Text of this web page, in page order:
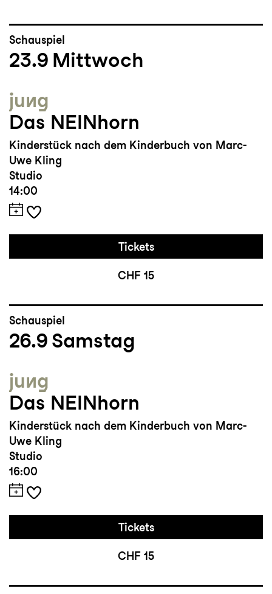
Schauspiel
23.9 Mittwoch
jung
Das NEINhorn
Kinderstück nach dem Kinderbuch von Marc-
Uwe Kling
Studio
14:00
Tickets
CHF 15
Schauspiel
26.9 Samstag
jung
Das NEINhorn
Kinderstück nach dem Kinderbuch von Marc-
Uwe Kling
Studio
16:00
Tickets
CHF 15